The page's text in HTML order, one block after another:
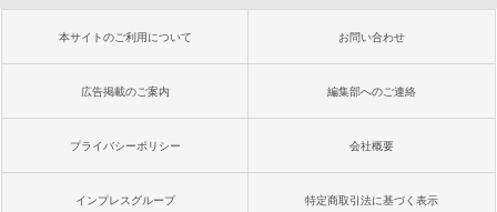
本サイトのご利用について お問い合わせ
広告掲載のご案内 編集部へのご連絡
プライバシーポリシー 会社概要
インプレスグループ 特定商取引法に基づく表示